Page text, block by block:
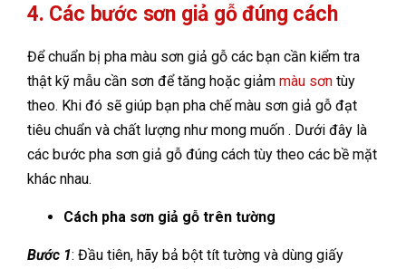
4. Các bước sơn giả gỗ đúng cách
Để chuẩn bị pha màu sơn giả gỗ các bạn cần kiểm tra
thật kỹ mẫu cần sơn để tăng hoặc giảm màu sơn tùy
theo. Khi đó sẽ giúp bạn pha chế màu sơn giả gỗ đạt
tiêu chuẩn và chất lượng như mong muốn . Dưới đây là
các bước pha sơn giả gỗ đúng cách tùy theo các bề mặt
khác nhau.
Cách pha sơn giả gỗ trên tường
Bước 1: Đầu tiên, hãy bả bột tít tường và dùng giấy